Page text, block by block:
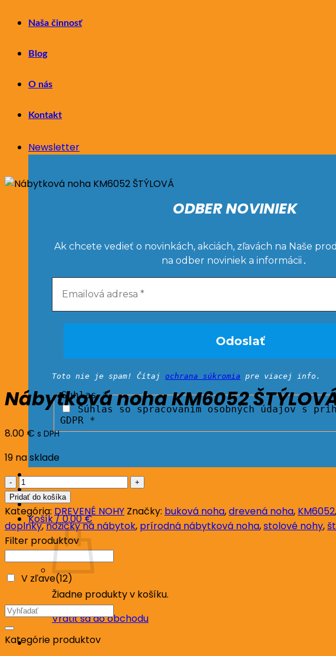
Naša činnosť
Blog
O nás
Kontakt
Newsletter
ODBER NOVINIEK
Ak chcete vedieť o novinkách, akciách, zľavách na Naše
na odber noviniek a informácii .
Toto nie je spam! Čítaj ochrana súkromia pre viacej info.
Suhlas*
Súhlas so spracovaním osobných údajov s
GDPR *
Košík /0.00€
Žiadne produkty v košíku.
Vrátiť sa do obchodu
Nábytková noha KM6052
8.00 € s DPH
19 na sklade
množstvo
Nábytková
noha
KM6052
ŠTÝLOVÁ
H95,
prírodná
Pridať do košíka
Kategória: DREVENÉ NOHY Značky: buková noha,drevená noha, KM6052,
doplnky,nožičky na nábytok, prírodná nábytková noha,stolové nohy,
Filter produktov
V zľave(12)
Hľadať:
Kategórie produktov